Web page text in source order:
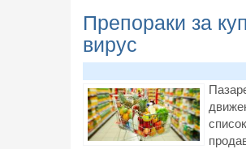
Препораки за
вирус